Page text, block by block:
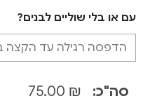
עם או בלי שוליים לבנים?
סה"כ: ₪